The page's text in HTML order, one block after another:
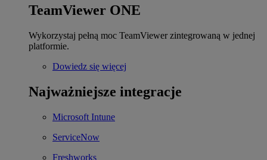
TeamViewer ONE
Wykorzystaj pełną moc TeamViewer zintegrowaną w jednej
platformie.
Dowiedz się więcej
Najważniejsze integracje
Microsoft Intune
ServiceNow
Freshworks